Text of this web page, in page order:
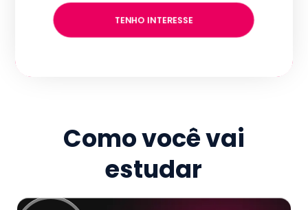
TENHO INTERESSE
Como você vai
estudar